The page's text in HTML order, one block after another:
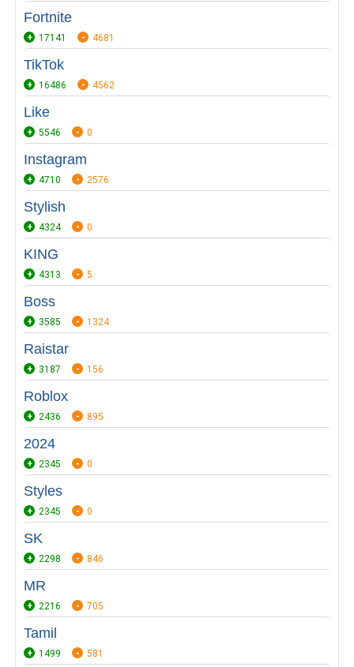
Fortnite
17141 4681
TikTok
16486 4562
Like
5546 0
Instagram
4710 2576
Stylish
4324 0
KING
4313 5
Boss
3585 1324
Raistar
3187 156
Roblox
2436 895
2024
2345 0
Styles
2345 0
SK
2298 846
MR
2216 705
Tamil
1499 581